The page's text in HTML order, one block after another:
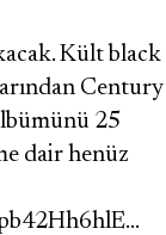
Kült black
Century
25
dair henüz